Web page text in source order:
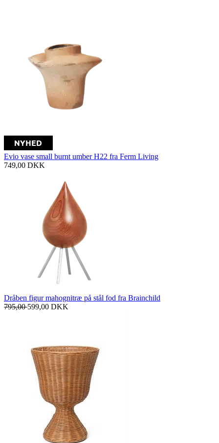
Evio vase small burnt umber H22 fra Ferm Living
749,00 DKK
Dråben figur mahognitræ på stål fod fra Brainchild
795,00599,00 DKK